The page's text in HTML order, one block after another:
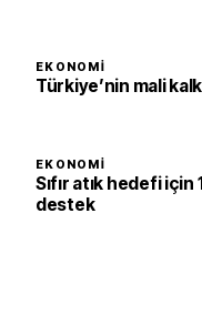
EKONOMI
Türkiye’nin mali
EKONOMI
Sıfır atık hedefi için
destek